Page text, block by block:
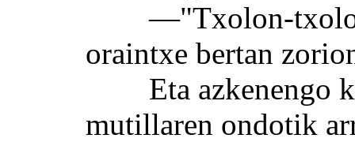
—"Txolon-txolon,
oraintxe bertan
Eta azkenengo
mutillaren ondotik